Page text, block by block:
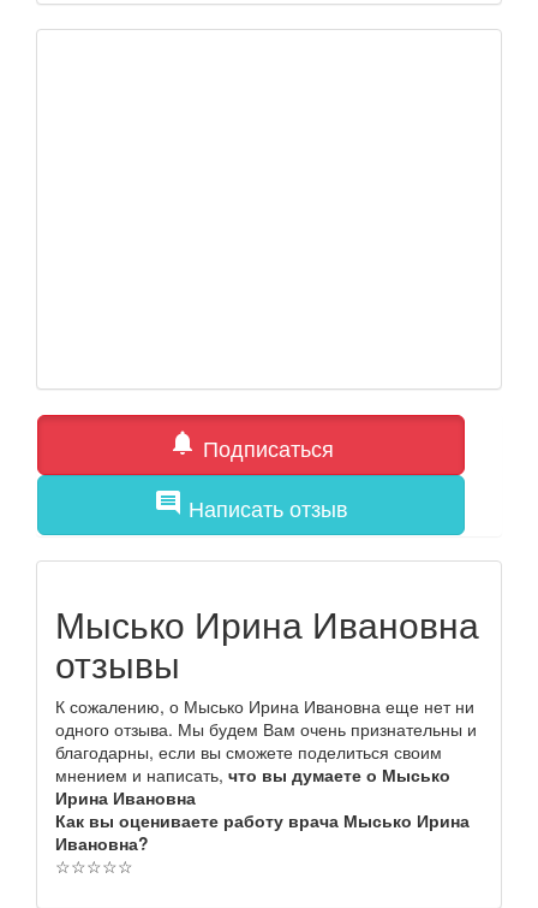
notifications Подписаться
comment Написать отзыв
Мысько Ирина Ивановна
отзывы
К сожалению, о Мысько Ирина Ивановна еще нет ни
одного отзыва. Мы будем Вам очень признательны и
благодарны, если вы сможете поделиться своим
мнением и написать, что вы думаете о Мысько
Ирина Ивановна
Как вы оцениваете работу врача Мысько Ирина
Ивановна?
☆☆☆☆☆